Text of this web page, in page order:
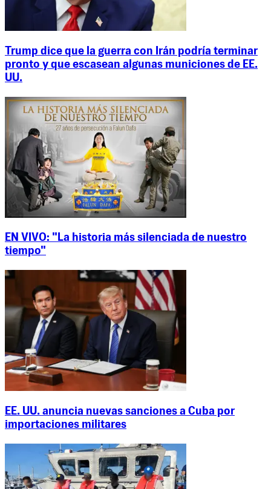
Trump dice que la guerra con Irán podría terminar
pronto y que escasean algunas municiones de EE.
UU.
EN VIVO: "La historia más silenciada de nuestro
tiempo"
EE. UU. anuncia nuevas sanciones a Cuba por
importaciones militares